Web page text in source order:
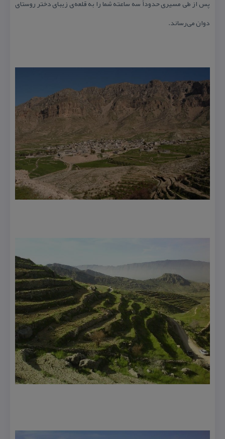
پس از طی مسیری حدوداً سه ساعته شما را به قلعه‌ی زیبای دختر روستای
دوان می‌رساند.